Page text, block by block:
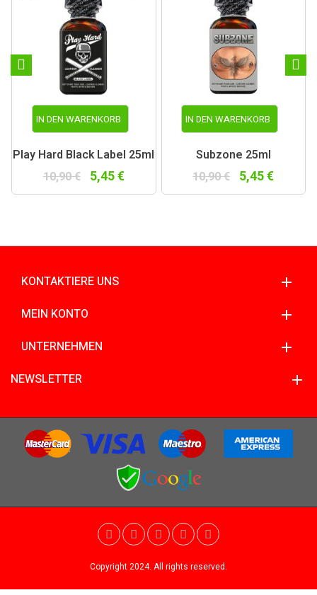
IN DEN WARENKORB
Play Hard Black Label 25ml
10,90 € 5,45 €
IN DEN WARENKORB
Subzone 25ml
10,90 € 5,45 €
KONTAKTIERE UNS
MEIN KONTO
UNTERNEHMEN
NEWSLETTER
Copyright 2024. All rights reserved.